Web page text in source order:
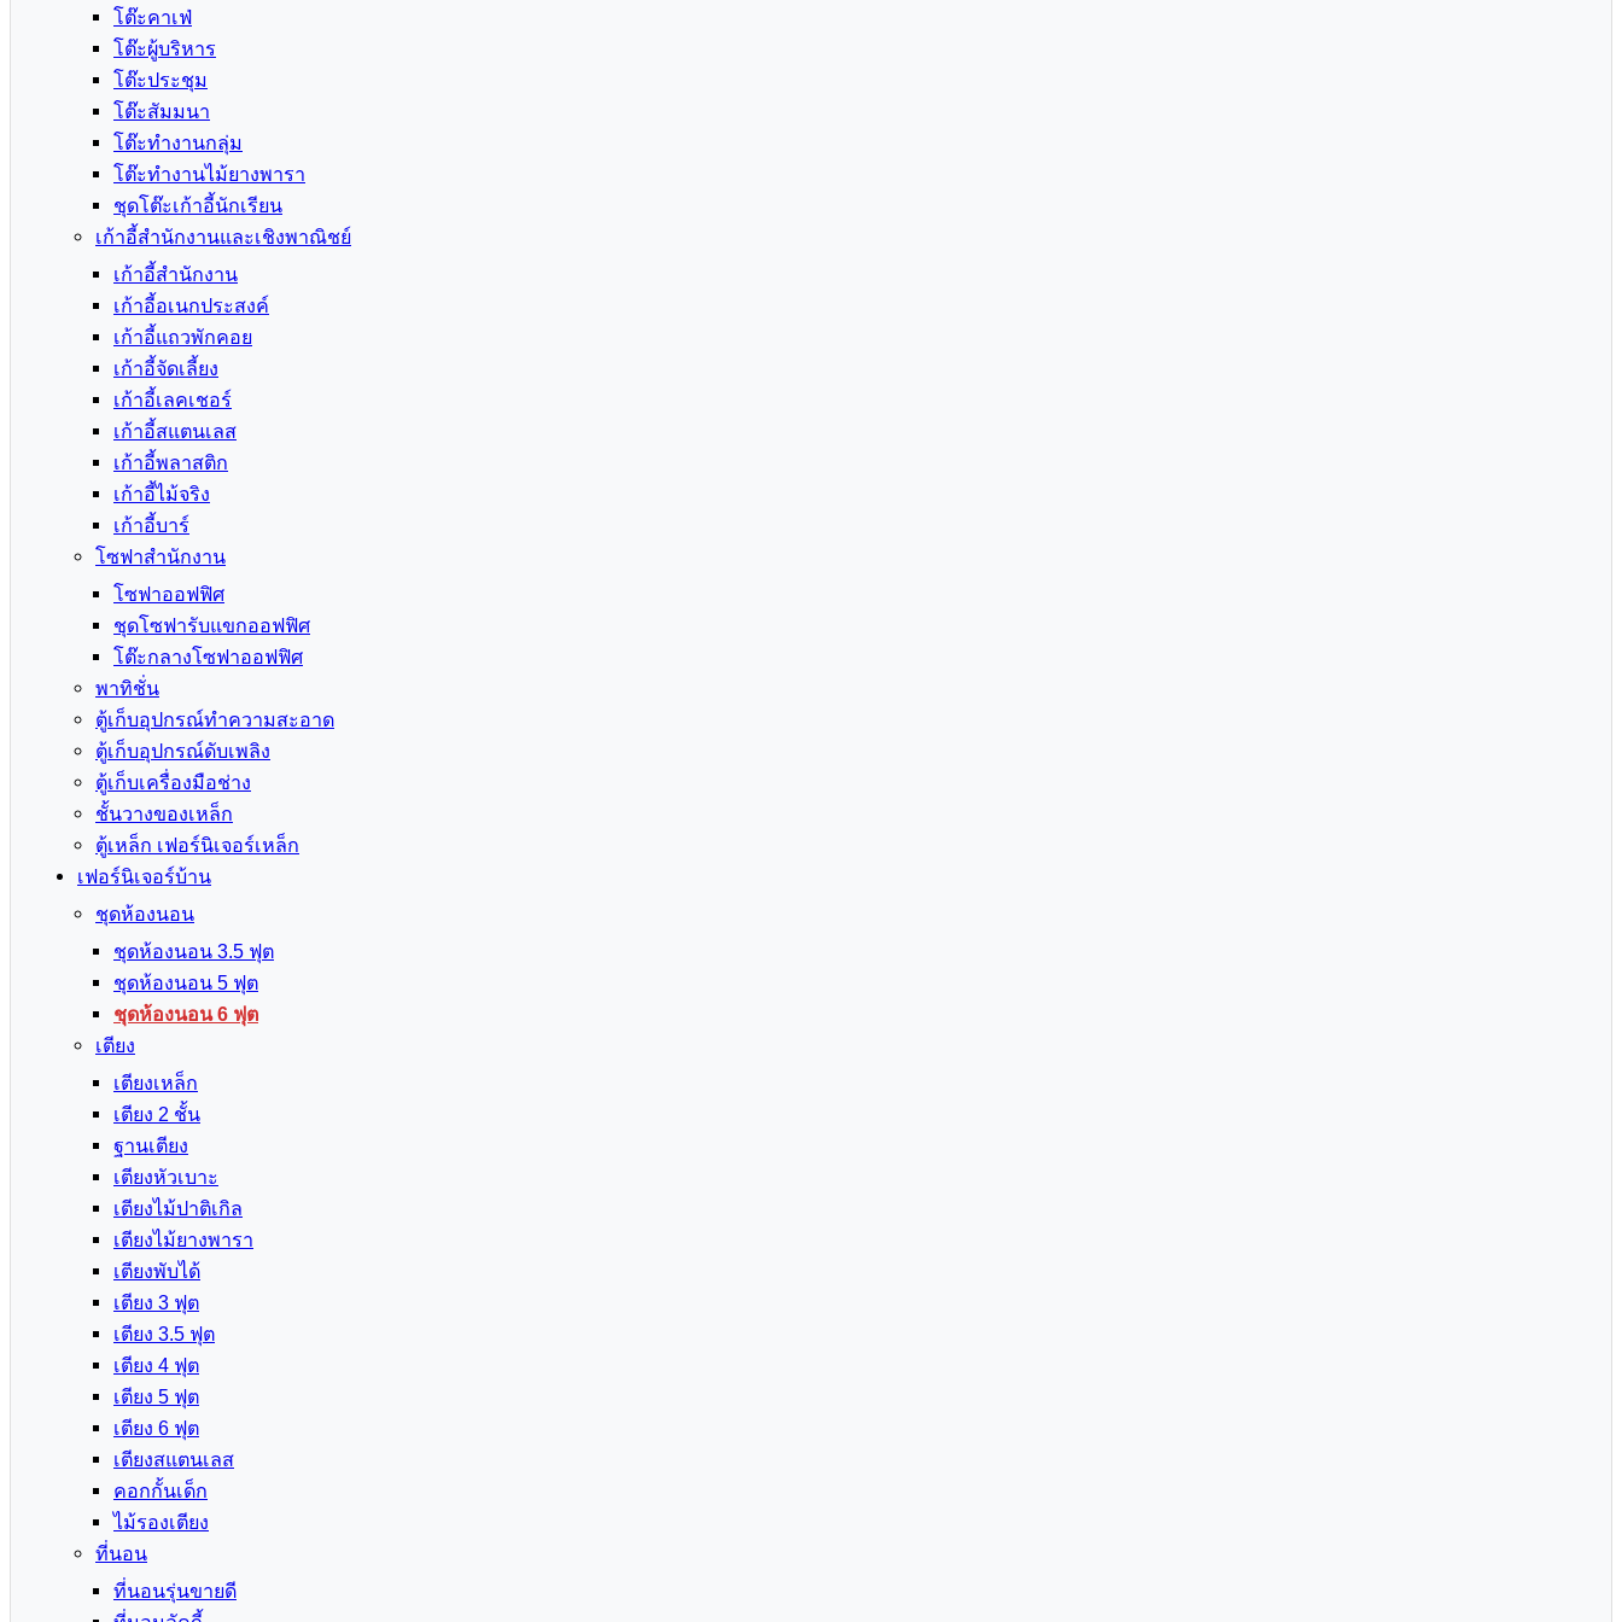
โต๊ะคาเฟ่
โต๊ะผู้บริหาร
โต๊ะประชุม
โต๊ะสัมมนา
โต๊ะทำงานกลุ่ม
โต๊ะทำงานไม้ยางพารา
ชุดโต๊ะเก้าอี้นักเรียน
เก้าอี้สำนักงานและเชิงพาณิชย์
เก้าอี้สำนักงาน
เก้าอี้อเนกประสงค์
เก้าอี้แถวพักคอย
เก้าอี้จัดเลี้ยง
เก้าอี้เลคเชอร์
เก้าอี้สแตนเลส
เก้าอี้พลาสติก
เก้าอี้ไม้จริง
เก้าอี้บาร์
โซฟาสำนักงาน
โซฟาออฟฟิศ
ชุดโซฟารับแขกออฟฟิศ
โต๊ะกลางโซฟาออฟฟิศ
พาทิชั่น
ตู้เก็บอุปกรณ์ทำความสะอาด
ตู้เก็บอุปกรณ์ดับเพลิง
ตู้เก็บเครื่องมือช่าง
ชั้นวางของเหล็ก
ตู้เหล็ก เฟอร์นิเจอร์เหล็ก
เฟอร์นิเจอร์บ้าน
ชุดห้องนอน
ชุดห้องนอน 3.5 ฟุต
ชุดห้องนอน 5 ฟุต
ชุดห้องนอน 6 ฟุต
เตียง
เตียงเหล็ก
เตียง 2 ชั้น
ฐานเตียง
เตียงหัวเบาะ
เตียงไม้ปาติเกิล
เตียงไม้ยางพารา
เตียงพับได้
เตียง 3 ฟุต
เตียง 3.5 ฟุต
เตียง 4 ฟุต
เตียง 5 ฟุต
เตียง 6 ฟุต
เตียงสแตนเลส
คอกกั้นเด็ก
ไม้รองเตียง
ที่นอน
ที่นอนรุ่นขายดี